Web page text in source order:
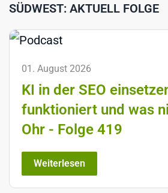
SÜDWEST: AKTUELL FOLGE
01. August 2026
KI in der SEO
funktioniert und was
Ohr - Folge 419
Weiterlesen